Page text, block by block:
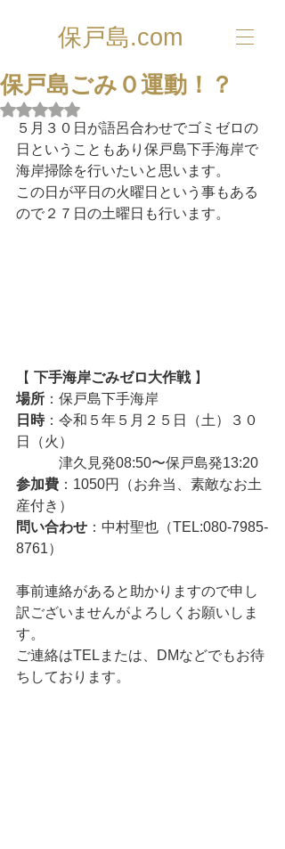
保戸島.com
保戸島ごみ０運動！？
5つ星のうちNaNと評価されています。
５月３０日が語呂合わせでゴミゼロの
日ということもあり保戸島下手海岸で
海岸掃除を行いたいと思います。
この日が平日の火曜日という事もある
ので２７日の土曜日も行います。
【 下手海岸ごみゼロ大作戦 】
場所 ：保戸島下手海岸
日時：令和５年５月２５日（土）３０
日（火）
津久見発08:50〜保戸島発13:20
参加費 ：1050円（お弁当、素敵なお土
産付き）
問い合わせ ：中村聖也（TEL:080-7985-
8761）
事前連絡があると助かりますので申し
訳ございませんがよろしくお願いしま
す。
ご連絡はTELまたは、DMなどでもお待
ちしております。